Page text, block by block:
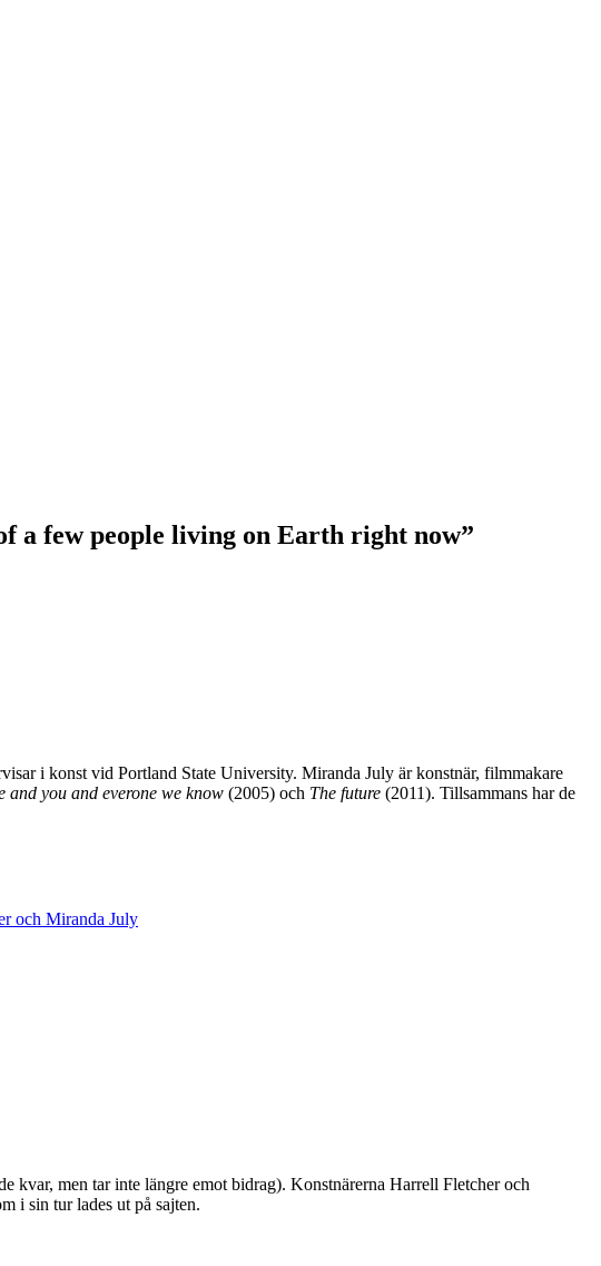
a few people living on Earth right now”
i konst vid Portland State University. Miranda July är konstnär, filmmakare
and you and everone we know (2005) och The future (2011). Tillsammans har de
kvar, men tar inte längre emot bidrag). Konstnärerna Harrell Fletcher och
i sin tur lades ut på sajten.